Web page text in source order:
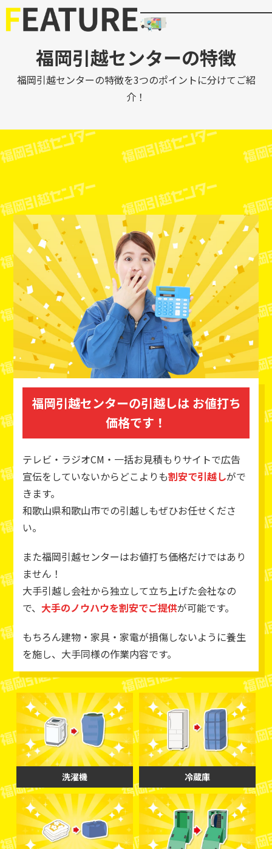
福岡引越センターの特徴
福岡引越センターの特徴を3つのポイントに分けてご紹
介！
福岡引越センターの引越しはお値打ち
価格です！
テレビ・ラジオCM・一括お見積もりサイトで広告
宣伝をしていないからどこよりも割安で引越しがで
きます。
和歌山県和歌山市での引越しもぜひお任せくださ
い。
また福岡引越センターはお値打ち価格だけではあり
ません！
大手引越し会社から独立して立ち上げた会社なの
で、 大手のノウハウを割安でご提供が可能です。
もちろん建物・家具・家電が損傷しないように養生
を施し、大手同様の作業内容です。
洗濯機 冷蔵庫